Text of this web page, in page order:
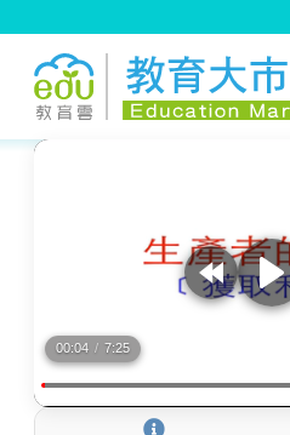
:::
00:04 / 7:25